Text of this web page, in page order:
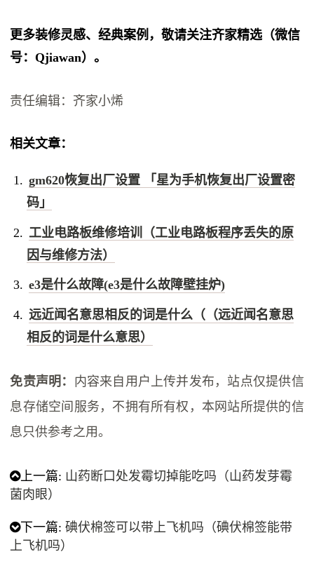
更多装修灵感、经典案例，敬请关注齐家精选（微信
号：Qjiawan）。
责任编辑：齐家小烯
相关文章：
gm620恢复出厂设置 「星为手机恢复出厂设置密
码」
工业电路板维修培训（工业电路板程序丢失的原
因与维修方法）
e3是什么故障(e3是什么故障壁挂炉)
远近闻名意思相反的词是什么（（远近闻名意思
相反的词是什么意思）
免责声明： 内容来自用户上传并发布，站点仅提供信
息存储空间服务，不拥有所有权，本网站所提供的信
息只供参考之用。
上一篇: 山药断口处发霉切掉能吃吗（山药发芽霉
菌肉眼）
下一篇:碘伏棉签可以带上飞机吗（碘伏棉签能带
上飞机吗）